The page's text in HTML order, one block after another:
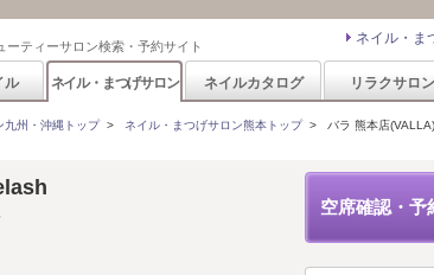
ティーサロン検索・予約サイト ネイル・ま
ル ネイル・まつげサロン ネイルカタログ リラクサロン
九州・沖縄トップ> ネイル・まつげサロン熊本トップ> バラ 熊本店(VALLA)
空席確認・予